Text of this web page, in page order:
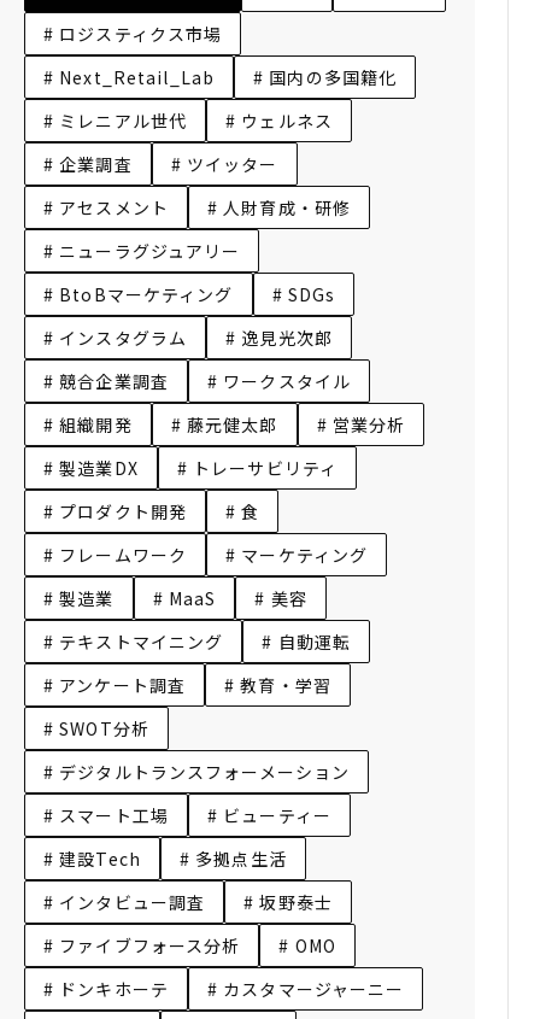
# ロジスティクス市場
# Next_Retail_Lab
# 国内の多国籍化
# ミレニアル世代
# ウェルネス
# 企業調査
# ツイッター
# アセスメント
# 人財育成・研修
# ニューラグジュアリー
# BtoBマーケティング
# SDGs
# インスタグラム
# 逸見光次郎
# 競合企業調査
# ワークスタイル
# 組織開発
# 藤元健太郎
# 営業分析
# 製造業DX
# トレーサビリティ
# プロダクト開発
# 食
# フレームワーク
# マーケティング
# 製造業
# MaaS
# 美容
# テキストマイニング
# 自動運転
# アンケート調査
# 教育・学習
# SWOT分析
# デジタルトランスフォーメーション
# スマート工場
# ビューティー
# 建設Tech
# 多拠点生活
# インタビュー調査
# 坂野泰士
# ファイブフォース分析
# OMO
# ドンキホーテ
# カスタマージャーニー